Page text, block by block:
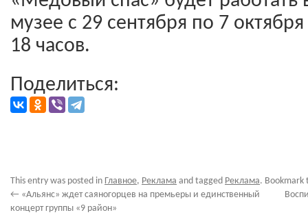
музее с 29 сентября по 7
18 часов.
Поделиться:
This entry was posted in Главное, Реклама and tagged Реклама. Bookmark
← «Альянс» ждет саяногорцев на премьеры и единственный
концерт группы «9 район»